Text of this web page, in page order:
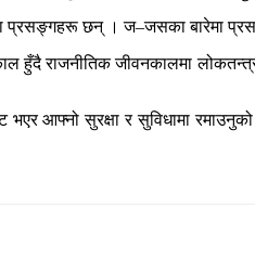
प्रसङ्गहरू छन् । ज–जसका बारेमा
हुँदै राजनीतिक जीवनकालमा
आफ्नो सुरक्षा र सुविधामा